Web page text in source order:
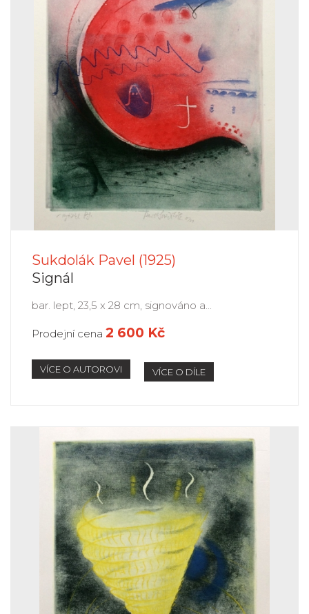
Sukdolák Pavel (1925)
Signál
bar. lept, 23,5 x 28 cm, signováno a...
Prodejní cena 2 600 Kč
VÍCE O AUTOROVI VÍCE O DÍLE